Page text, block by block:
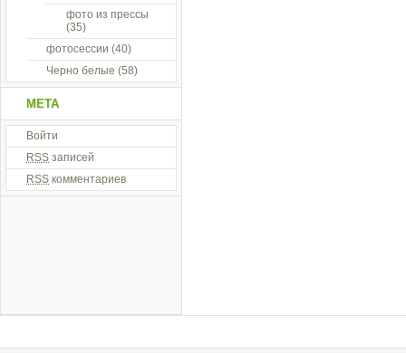
фото из прессы
(35)
фотосессии (40)
Черно белые (58)
МЕТА
Войти
RSS записей
RSS комментариев